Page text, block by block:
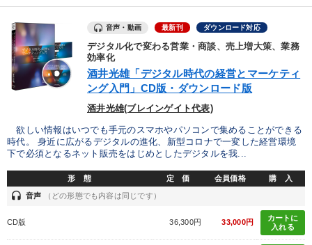
音声・動画 最新刊 ダウンロード対応
デジタル化で変わる営業・商談、売上増大策、業務
効率化
酒井光雄「デジタル時代の経営とマーケティ
ング入門」CD版・ダウンロード版
酒井光雄(ブレインゲイト代表)
欲しい情報はいつでも手元のスマホやパソコンで集めることができる
時代。 身近に広がるデジタルの進化、新型コロナで一変した経営環境
下で必須となるネット販売をはじめとしたデジタルを我...
形 態 定 価 会員価格 購 入
headset 音声 （どの形態でも内容は同じです）
CD版 36,300円 33,000円
カートに
入れる